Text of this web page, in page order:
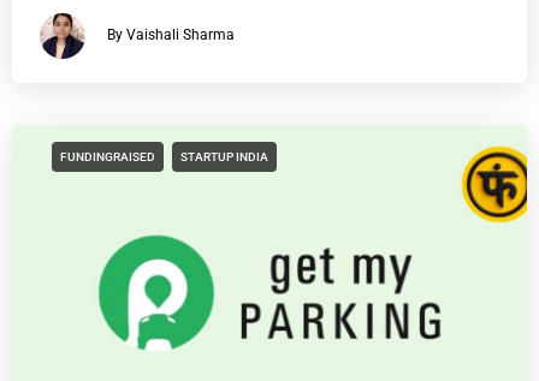
By Vaishali Sharma
FUNDINGRAISED STARTUP INDIA